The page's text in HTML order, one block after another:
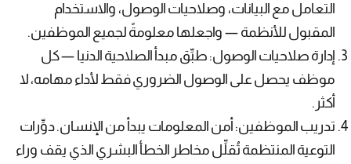
التعامل مع البيانات، وصلاحيات الوصول، والاستخدام
المقبول للأنظمة — واجعلها معلومةً لجميع الموظفين.
إدارة صلاحيات الوصول: طبِّق مبدأ الصلاحية الدنيا — كل
موظف يحصل على الوصول الضروري فقط لأداء مهامه، لا
أكثر.
تدريب الموظفين: أمن المعلومات يبدأ من الإنسان. دوِّرات
التوعية المنتظمة تُقلِّل مخاطر الخطأ البشري الذي يقف وراء